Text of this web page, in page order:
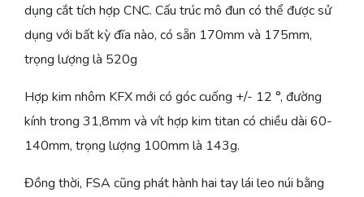
dụng cắt tích hợp CNC. Cấu trúc mô đun có thể được sử
dụng với bất kỳ đĩa nào, có sẵn 170mm và 175mm,
trọng lượng là 520g
Hợp kim nhôm KFX mới có góc cuống +/- 12 °, đường
kính trong 31,8mm và vít hợp kim titan có chiều dài 60-
140mm, trọng lượng 100mm là 143g.
Đồng thời, FSA cũng phát hành hai tay lái leo núi bằng